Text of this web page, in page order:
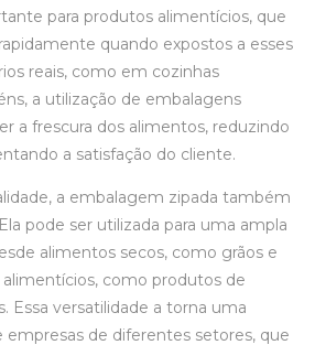
para produtos alimentícios, que
quando expostos a esses
reais, como em cozinhas
a utilização de embalagens
a frescura dos alimentos, reduzindo
a satisfação do cliente.
a embalagem zipada também
pode ser utilizada para uma ampla
alimentos secos, como grãos e
como produtos de
Essa versatilidade a torna uma
empresas de diferentes setores, que